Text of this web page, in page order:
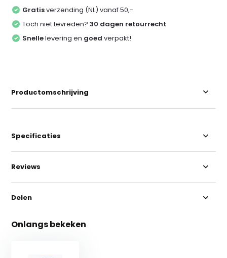
Gratisverzending (NL) vanaf 50,-
Toch niet tevreden?30 dagen retourrecht
Snellelevering en goed verpakt!
Productomschrijving
Specificaties
Reviews
Delen
Onlangs bekeken